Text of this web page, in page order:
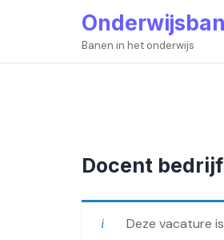
Banen in het onderwijs
Docent
Deze vacature